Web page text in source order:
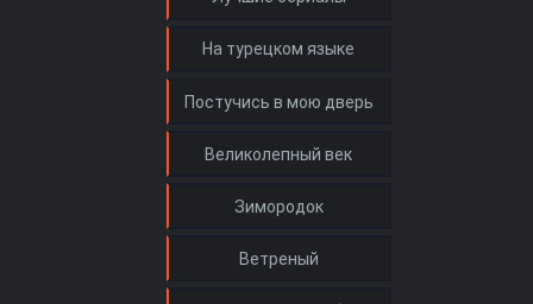
На турецком языке